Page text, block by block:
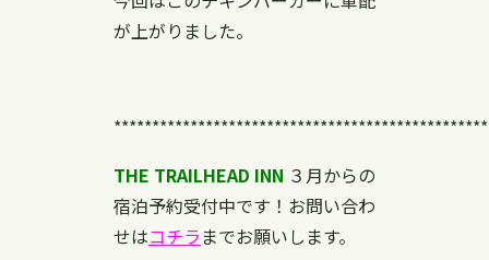
が上がりました。
THE TRAILHEAD INN ３月からの
宿泊予約受付中です！お問い合わ
せはコチラ までお願いします。